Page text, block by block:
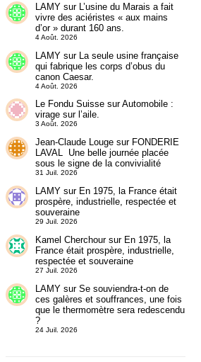
LAMYsur L’usine du Marais a fait
vivre des aciéristes « aux mains
d’or » durant 160 ans.
4 Août. 2026
LAMYsur La seule usine française
qui fabrique les corps d’obus du
canon Caesar.
4 Août. 2026
Le Fondu SuissesurAutomobile :
virage sur l’aile.
3 Août. 2026
Jean-Claude Lougesur FONDERIE
LAVAL Une belle journée placée
sous le signe de la convivialité
31 Juil. 2026
LAMYsur En 1975, la France était
prospère, industrielle, respectée et
souveraine
29 Juil. 2026
Kamel Cherchoursur En 1975, la
France était prospère, industrielle,
respectée et souveraine
27 Juil. 2026
LAMYsur Se souviendra-t-on de
ces galères et souffrances, une fois
que le thermomètre sera redescendu
?
24 Juil. 2026